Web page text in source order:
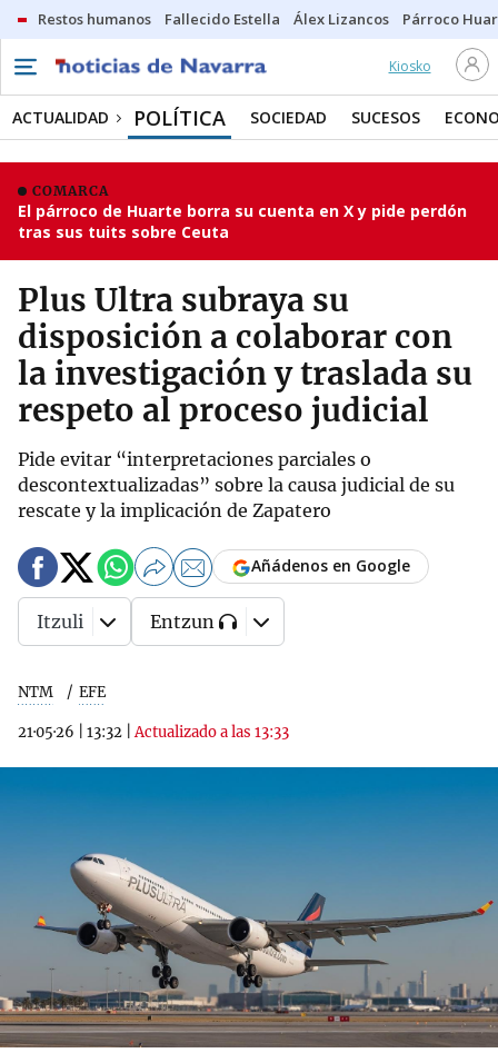
Restos humanos Fallecido Estella Álex Lizancos Párroco
Kiosko
ACTUALIDAD POLÍTICA SOCIEDAD SUCESOS
COMARCA
El párroco de Huarte borra su cuenta en X y pide perdón
tras sus tuits sobre Ceuta
Plus Ultra subraya su
disposición a colaborar con
la investigación y traslada su
respeto al proceso judicial
Pide evitar “interpretaciones parciales o
descontextualizadas” sobre la causa judicial de su
rescate y la implicación de Zapatero
NTM EFE
21·05·26 13:32 |Actualizado a las 13:33
Añádenos en Google
Itzuli Entzun